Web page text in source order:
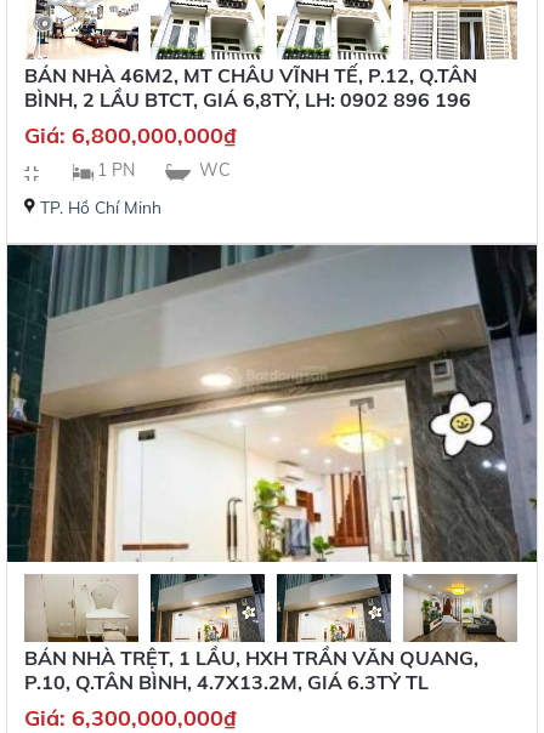
BÁN NHÀ 46M2, MT CHÂU VĨNH TẾ, P.12, Q.TÂN
BÌNH, 2 LẦU BTCT, GIÁ 6,8TỶ, LH: 0902 896 196
Giá: 6,800,000,000₫
1 PN WC
TP. Hồ Chí Minh
BÁN NHÀ TRỆT, 1 LẦU, HXH TRẦN VĂN QUANG,
P.10, Q.TÂN BÌNH, 4.7X13.2M, GIÁ 6.3TỶ TL
Giá: 6,300,000,000₫